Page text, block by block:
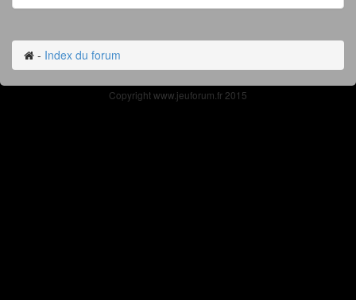
- Index du forum
Copyright www.jeuforum.fr 2015